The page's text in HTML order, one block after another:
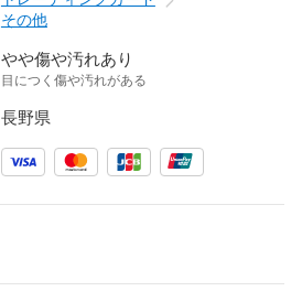
その他
やや傷や汚れあり
目につく傷や汚れがある
長野県